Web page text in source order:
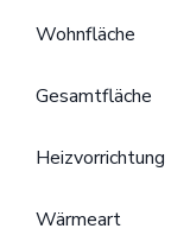
Wohnfläche
Gesamtfläche
Heizvorrichtung
Wärmeart